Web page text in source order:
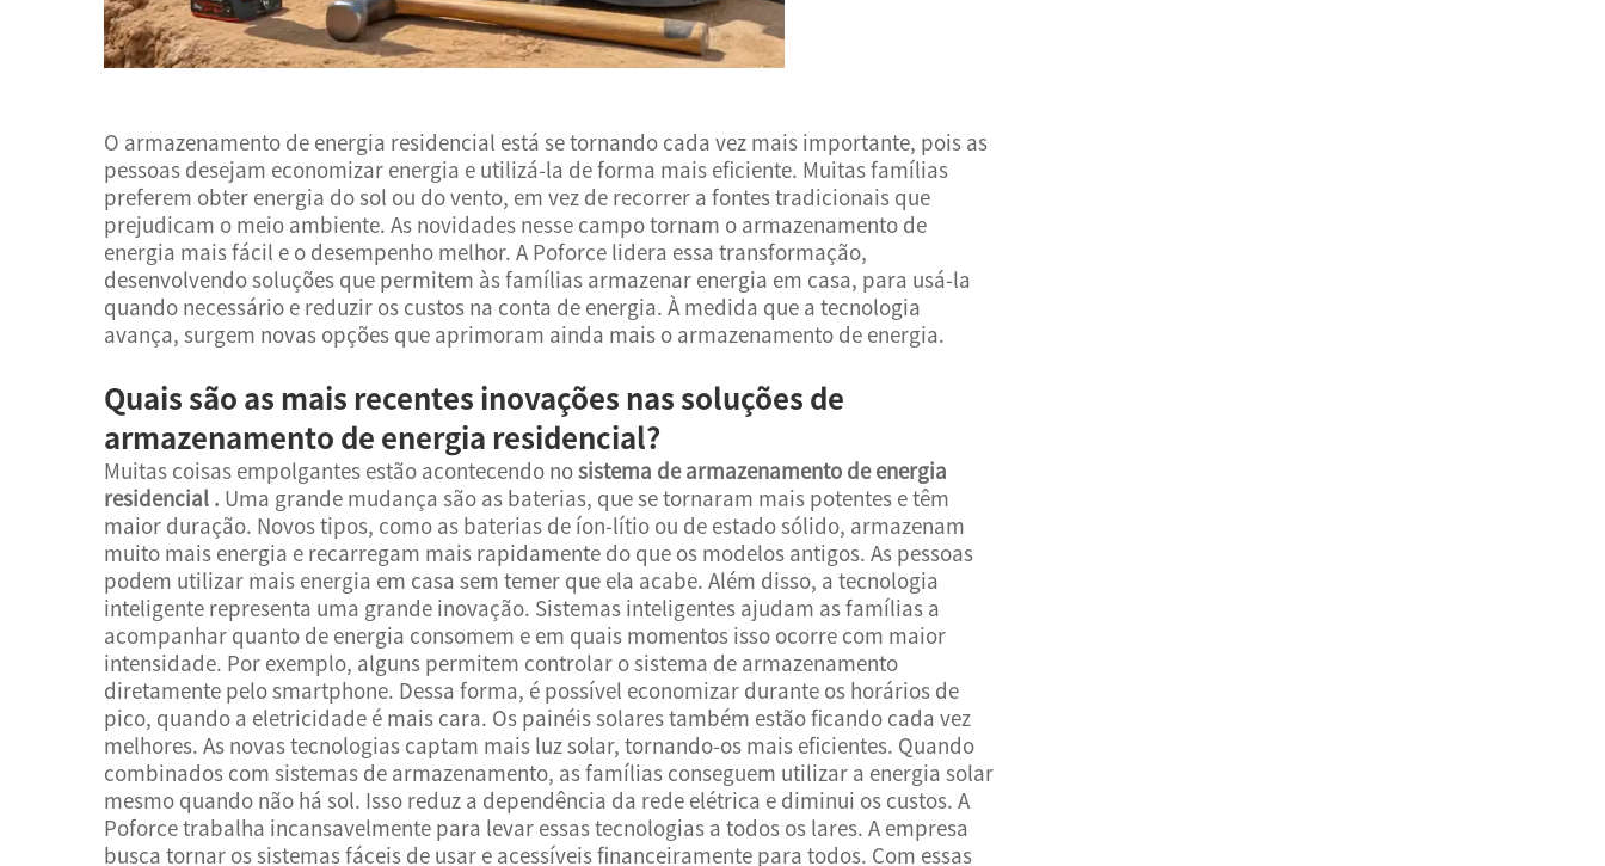
O armazenamento de energia residencial está se tornando cada vez mais importante, pois as
pessoas desejam economizar energia e utilizá-la de forma mais eficiente. Muitas famílias
preferem obter energia do sol ou do vento, em vez de recorrer a fontes tradicionais que
prejudicam o meio ambiente. As novidades nesse campo tornam o armazenamento de
energia mais fácil e o desempenho melhor. A Poforce lidera essa transformação,
desenvolvendo soluções que permitem às famílias armazenar energia em casa, para usá-la
quando necessário e reduzir os custos na conta de energia. À medida que a tecnologia
avança, surgem novas opções que aprimoram ainda mais o armazenamento de energia.
Quais são as mais recentes inovações nas soluções de
armazenamento de energia residencial?
Muitas coisas empolgantes estão acontecendo nosistema de armazenamento de energia
residencial . Uma grande mudança são as baterias, que se tornaram mais potentes e têm
maior duração. Novos tipos, como as baterias de íon-lítio ou de estado sólido, armazenam
muito mais energia e recarregam mais rapidamente do que os modelos antigos. As pessoas
podem utilizar mais energia em casa sem temer que ela acabe. Além disso, a tecnologia
inteligente representa uma grande inovação. Sistemas inteligentes ajudam as famílias a
acompanhar quanto de energia consomem e em quais momentos isso ocorre com maior
intensidade. Por exemplo, alguns permitem controlar o sistema de armazenamento
diretamente pelo smartphone. Dessa forma, é possível economizar durante os horários de
pico, quando a eletricidade é mais cara. Os painéis solares também estão ficando cada vez
melhores. As novas tecnologias captam mais luz solar, tornando-os mais eficientes. Quando
combinados com sistemas de armazenamento, as famílias conseguem utilizar a energia solar
mesmo quando não há sol. Isso reduz a dependência da rede elétrica e diminui os custos. A
Poforce trabalha incansavelmente para levar essas tecnologias a todos os lares. A empresa
busca tornar os sistemas fáceis de usar e acessíveis financeiramente para todos. Com essas